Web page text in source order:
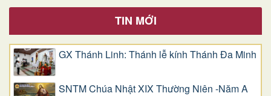
TIN MỚI
GX Thánh Linh: Thánh lễ kính Thánh Đa Minh
SNTM Chúa Nhật XIX Thường Niên -Năm A